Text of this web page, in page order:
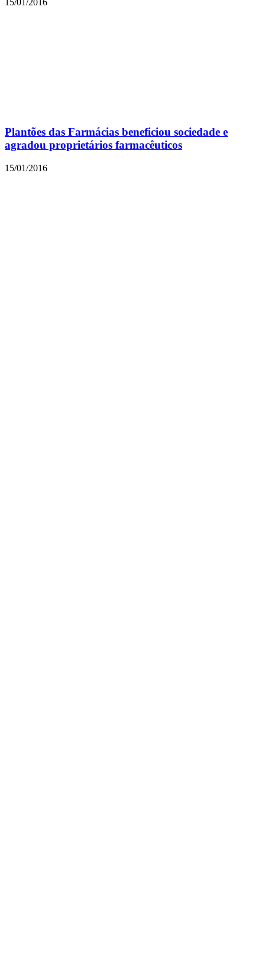
15/01/2016
Plantões das Farmácias beneficiou sociedade e
agradou proprietários farmacêuticos
15/01/2016